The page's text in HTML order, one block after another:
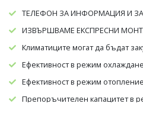
ТЕЛЕФОН ЗА ИНФОРМАЦИЯ И
ИЗВЪРШВАМЕ ЕКСПРЕСНИ
Климатиците могат да бъдат
Ефективност в режим охлаждане
Ефективност в режим отопление
Препоръчителен капацитет в